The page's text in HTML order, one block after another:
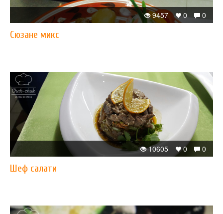
0
0
9457
Сюзане микс
0
0
10605
Шеф салати